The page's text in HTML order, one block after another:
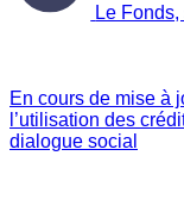
Le
En cours de mise à
l’utilisation des
dialogue social